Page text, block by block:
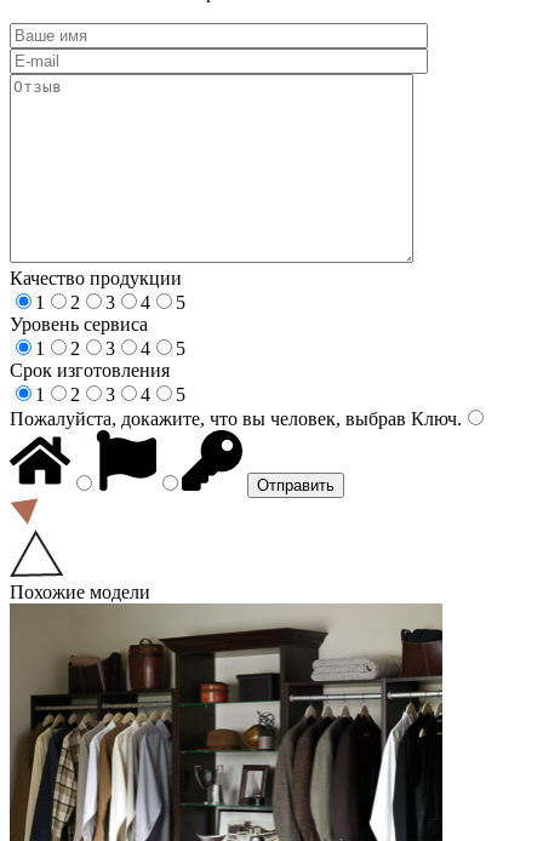
Качество продукции
1
2 3 4
5
Уровень сервиса
1
2 3 4
5
Срок изготовления
1
2 3 4
5
Пожалуйста, докажите, что вы человек, выбрав Ключ.
Похожие модели